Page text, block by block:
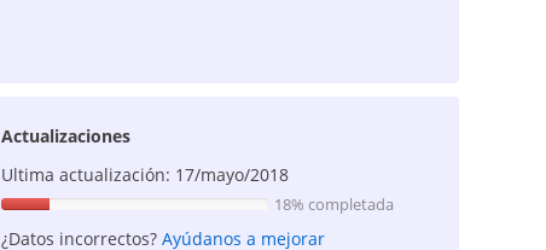
Actualizaciones
Ultima actualización: 17/mayo/2018
18% completada
¿Datos incorrectos?Ayúdanos a mejorar